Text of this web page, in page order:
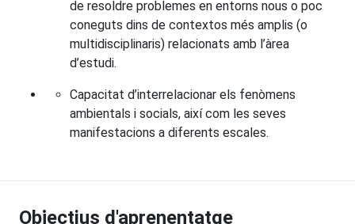
de resoldre problemes en entorns nous o poc
coneguts dins de contextos més amplis (o
multidisciplinaris) relacionats amb l’àrea
d’estudi.
Capacitat d’interrelacionar els fenòmens
ambientals i socials, així com les seves
manifestacions a diferents escales.
Objectius d'aprenentatge